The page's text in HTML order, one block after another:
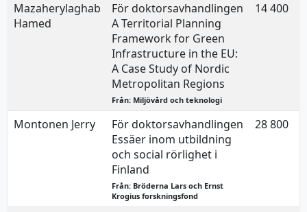
Mazaherylaghab
Hamed
För doktorsavhandlingen
A Territorial Planning
Framework for Green
Infrastructure in the EU:
A Case Study of Nordic
Metropolitan Regions
Från: Miljövård och teknologi
14 400
Montonen Jerry
För doktorsavhandlingen
Essäer inom utbildning
och social rörlighet i
Finland
Från: Bröderna Lars och Ernst
Krogius forskningsfond
28 800